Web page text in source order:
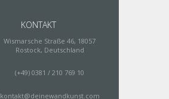
KONTAKT
Wismarsche Straße 46, 18057
Rostock, Deutschland
(+49) 0381 / 210 769 10
kontakt@deinewandkunst.com